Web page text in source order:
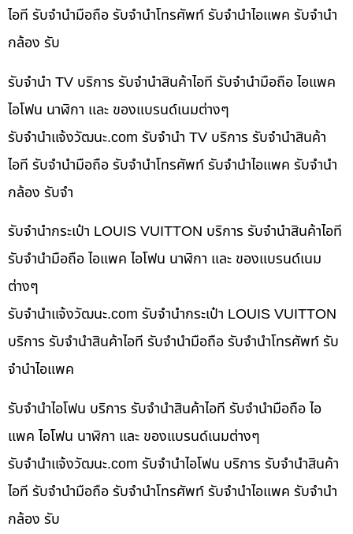
ไอที รับจำนำมือถือ รับจำนำโทรศัพท์ รับจำนำไอแพค รับจำนำ
กล้อง รับ
รับจำนำ TV บริการ รับจำนำสินค้าไอที รับจำนำมือถือ ไอแพค
ไอโฟน นาฬิกา และ ของแบรนด์เนมต่างๆ
รับจํานําแจ้งวัฒนะ.com รับจำนำ TV บริการ รับจำนำสินค้า
ไอที รับจำนำมือถือ รับจำนำโทรศัพท์ รับจำนำไอแพค รับจำนำ
กล้อง รับจำ
รับจำนำกระเป๋า LOUIS VUITTON บริการ รับจำนำสินค้าไอที
รับจำนำมือถือ ไอแพค ไอโฟน นาฬิกา และ ของแบรนด์เนม
ต่างๆ
รับจํานําแจ้งวัฒนะ.com รับจำนำกระเป๋า LOUIS VUITTON
บริการ รับจำนำสินค้าไอที รับจำนำมือถือ รับจำนำโทรศัพท์ รับ
จำนำไอแพค
รับจำนำไอโฟน บริการ รับจำนำสินค้าไอที รับจำนำมือถือ ไอ
แพค ไอโฟน นาฬิกา และ ของแบรนด์เนมต่างๆ
รับจํานําแจ้งวัฒนะ.com รับจำนำไอโฟน บริการ รับจำนำสินค้า
ไอที รับจำนำมือถือ รับจำนำโทรศัพท์ รับจำนำไอแพค รับจำนำ
กล้อง รับ